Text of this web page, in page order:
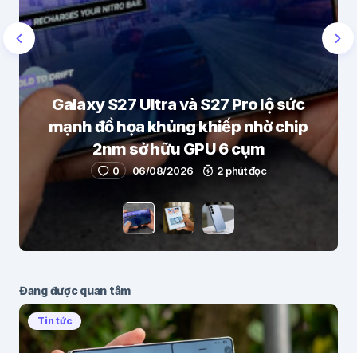
Galaxy S27 Ultra và S27 Pro lộ sức
mạnh đồ họa khủng khiếp nhờ chip
2nm sở hữu GPU 6 cụm
0 06/08/2026 2 phút đọc
Đang được quan tâm
Tin tức